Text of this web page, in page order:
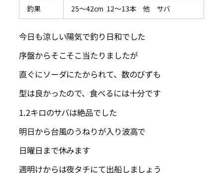
釣果
25～42cm 12～13本 他 サバ
今日も涼しい陽気で釣り日和でした
序盤からそこそこ当たりましたが
直ぐにソーダにたかられて、数のびずも
型は良かったので、食べるには十分です
1.2キロのサバは絶品でした
明日から台風のうねりが入り波高で
日曜日まで休みます
週明けからは夜タチにて出船しましょう